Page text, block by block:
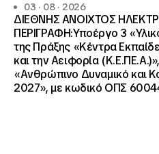
03 · 08 · 2026
ΔΙΕΘΝΗΣ ΑΝΟΙΧΤΟΣ
ΠΕΡΙΓΡΑΦΗ:Υποέργο 3
της Πράξης «Κέντρα
και την Αειφορία
«Ανθρώπινο Δυναμικό και
2027», με κωδικό ΟΠΣ